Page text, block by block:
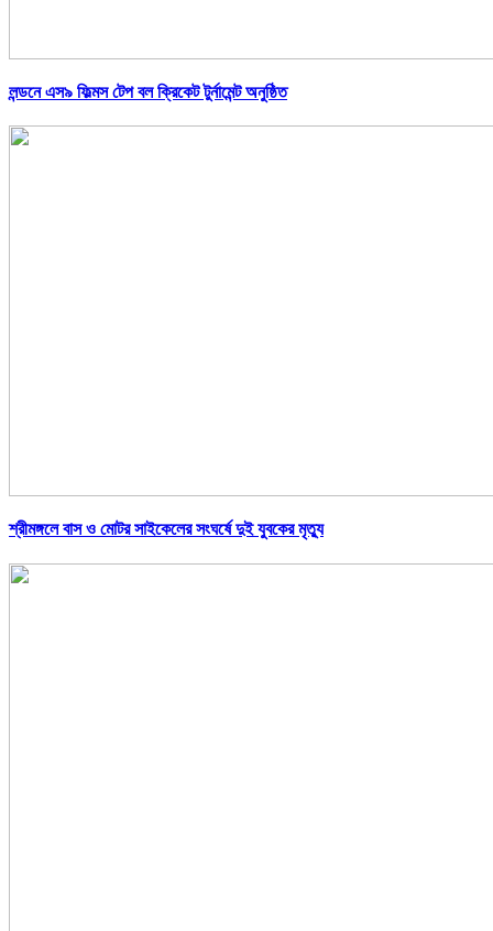
লন্ডনে এস৯ ফিল্মস টেপ বল ক্রিকেট টুর্নামেন্ট অনুষ্ঠিত
শ্রীমঙ্গলে বাস ও মোটর সাইকেলের সংঘর্ষে দুই যুবকের মৃত্যু